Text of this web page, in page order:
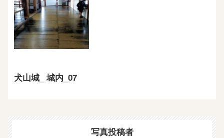
犬山城_ 城内_07
写真投稿者